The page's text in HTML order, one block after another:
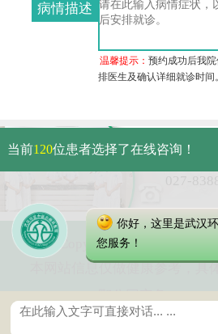
病情描述
温馨提示：预约成功后我
排医生及确认详细就诊时间
武汉市
免费电话
Copyright 2023 武汉环亚
本网站信息仅做健康参考，具
鄂ICP备16003424
当前120位患者选择了在线咨询！
你好，这里是武汉
您服务！